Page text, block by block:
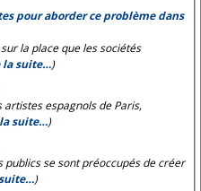
pour aborder ce problème dans
la place que les sociétés
la suite…)
espagnols de Paris,
suite…)
publics se sont préoccupés de créer
)